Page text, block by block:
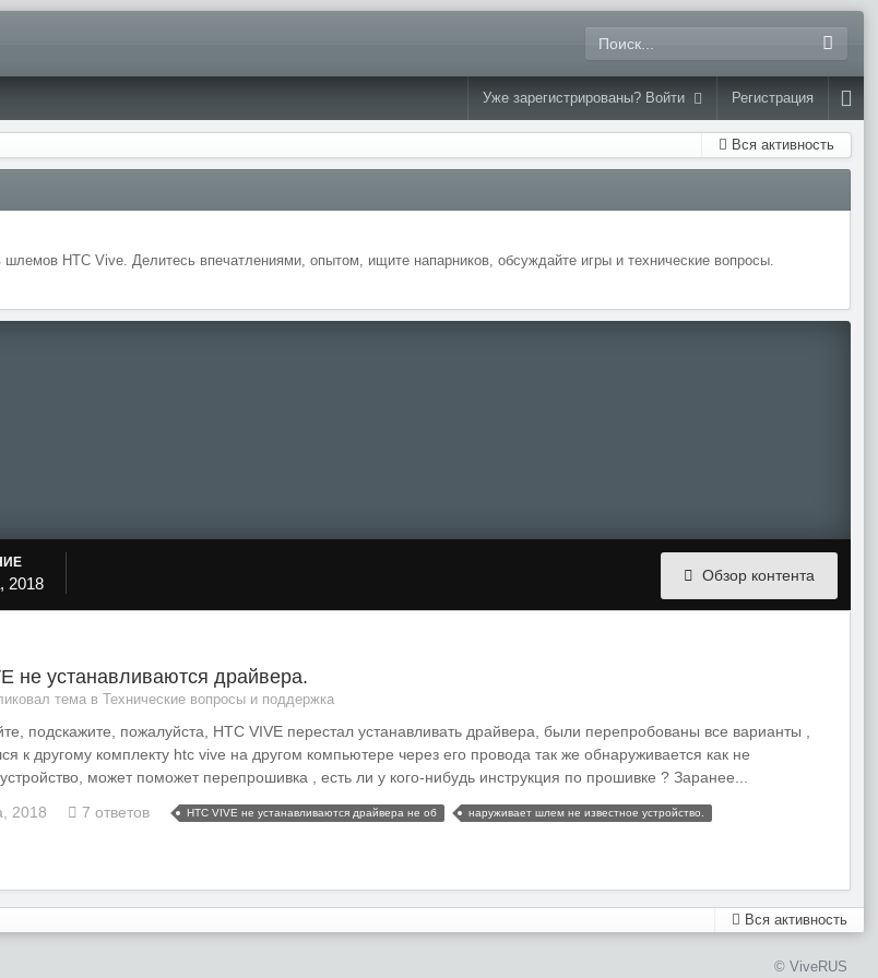
Уже зарегистрированы? Войти Регистрация
Вся активность
HTC Vive. Делитесь впечатлениями, опытом, ищите напарников, обсуждайте игры и технические вопросы.
Обзор контента
2018
не устанавливаются драйвера.
тема вТехнические вопросы и поддержка
подскажите, пожалуйста, HTC VIVE перестал устанавливать драйвера, были перепробованы все варианты ,
к другому комплекту htc vive на другом компьютере через его провода так же обнаруживается как не
может поможет перепрошивка , есть ли у кого-нибудь инструкция по прошивке ? Заранее...
2018
7 ответов HTC VIVE не устанавливаются драйвера не об наруживает шлем не известное устройство.
Вся активность
© ViveRUS